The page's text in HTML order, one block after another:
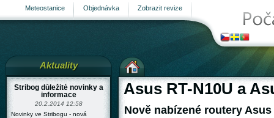
Zobrazit revize
Objednávka
Meteostanice
Aktuality
Stribog důležité novinky a
informace
20.2.2014 12:58
Novinky ve Stribogu - nová
Asus RT-N10U a
Nově nabízené routery